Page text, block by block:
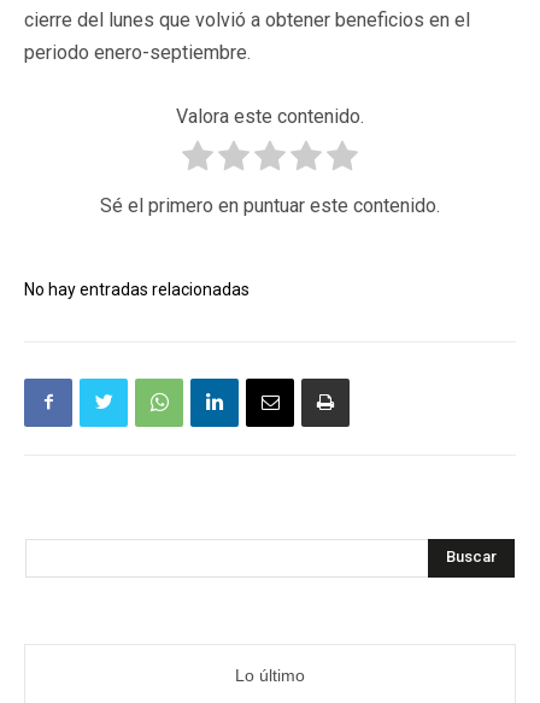
cierre del lunes que volvió a obtener beneficios en el
periodo enero-septiembre.
Valora este contenido.
Sé el primero en puntuar este contenido.
No hay entradas relacionadas
Buscar
Lo último